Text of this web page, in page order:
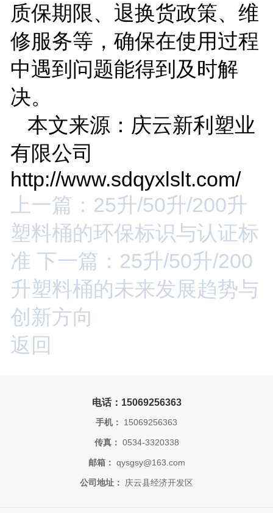
质保期限、退换货政策、维
修服务等，确保在使用过程
中遇到问题能得到及时解
决。
本文来源：庆云新利塑业
有限公司
http://www.sdqyxlslt.com/
上一篇：25升/50升/200升
塑料桶的环保标识与认证标
准 下一篇：25升/50升/200
升塑料桶的未来发展趋势与
创新方向
返回
电话：15069256363
手机： 15069256363
传真： 0534-3320338
邮箱： qysgsy@163.com
公司地址： 庆云县经济开发区